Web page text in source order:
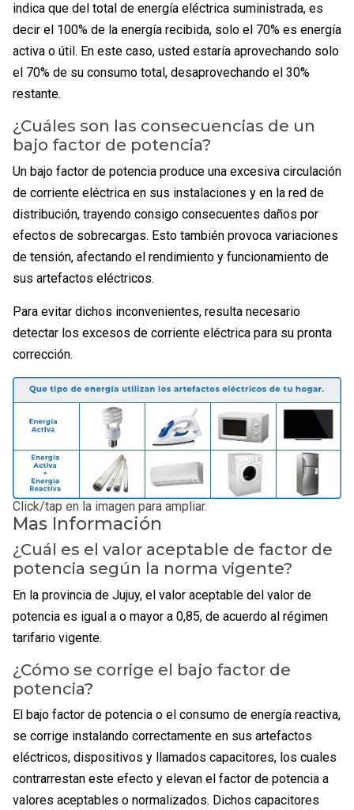
indica que del total de energía eléctrica suministrada, es
decir el 100% de la energía recibida, solo el 70% es energía
activa o útil. En este caso, usted estaría aprovechando solo
el 70% de su consumo total, desaprovechando el 30%
restante.
¿Cuáles son las consecuencias de un
bajo factor de potencia?
Un bajo factor de potencia produce una excesiva circulación
de corriente eléctrica en sus instalaciones y en la red de
distribución, trayendo consigo consecuentes daños por
efectos de sobrecargas. Esto también provoca variaciones
de tensión, afectando el rendimiento y funcionamiento de
sus artefactos eléctricos.
Para evitar dichos inconvenientes, resulta necesario
detectar los excesos de corriente eléctrica para su pronta
corrección.
Click/tap en la imagen para ampliar.
Mas Información
¿Cuál es el valor aceptable de factor de
potencia según la norma vigente?
En la provincia de Jujuy, el valor aceptable del valor de
potencia es igual a o mayor a 0,85, de acuerdo al régimen
tarifario vigente.
¿Cómo se corrige el bajo factor de
potencia?
El bajo factor de potencia o el consumo de energía reactiva,
se corrige instalando correctamente en sus artefactos
eléctricos, dispositivos y llamados capacitores, los cuales
contrarrestan este efecto y elevan el factor de potencia a
valores aceptables o normalizados. Dichos capacitores